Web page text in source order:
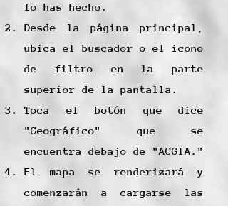
lo has hecho.
Desde la página principal,
ubica el buscador o el icono
de filtro en la parte
superior de la pantalla.
Toca el botón que dice
"Geográfico" que se
encuentra debajo de "ACGIA."
El mapa se renderizará y
comenzarán a cargarse las